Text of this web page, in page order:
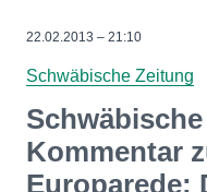
22.02.2013 – 21:10
Schwäbische Zeitung
Kommentar
Europarede: